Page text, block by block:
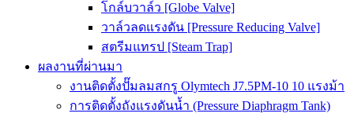
โกล์บวาล์ว [Globe Valve]
วาล์วลดแรงดัน [Pressure Reducing Valve]
สตรีมแทรป [Steam Trap]
ผลงานที่ผ่านมา
งานติดตั้งปั๊มลมสกรู Olymtech J7.5PM-10 10 แรงม้า
การติดตั้งถังแรงดันน้ำ (Pressure Diaphragm Tank)